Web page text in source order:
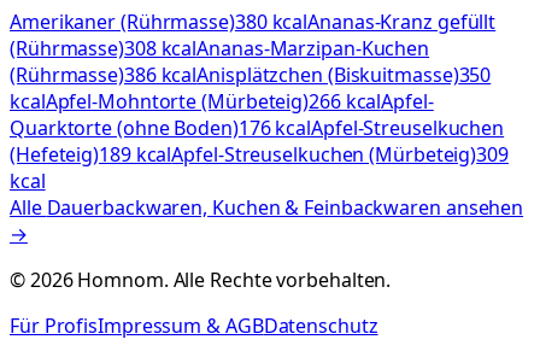
Amerikaner (Rührmasse)380 kcalAnanas-Kranz gefüllt
(Rührmasse)308 kcalAnanas-Marzipan-Kuchen
(Rührmasse)386 kcalAnisplätzchen (Biskuitmasse)350
kcalApfel-Mohntorte (Mürbeteig)266 kcalApfel-
Quarktorte (ohne Boden)176 kcalApfel-Streuselkuchen
(Hefeteig)189 kcalApfel-Streuselkuchen (Mürbeteig)309
kcal
Alle Dauerbackwaren, Kuchen & Feinbackwaren ansehen
→
©2026Homnom. Alle Rechte vorbehalten.
Für ProfisImpressum & AGBDatenschutz